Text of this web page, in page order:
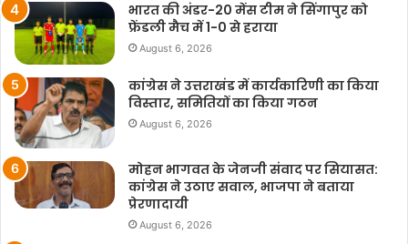
भारत की अंडर-20 मेंस टीम ने सिंगापुर को
फ्रेंडली मैच में 1-0 से हराया
August 6, 2026
कांग्रेस ने उत्तराखंड में कार्यकारिणी का किया
विस्तार, समितियों का किया गठन
August 6, 2026
मोहन भागवत के जेनजी संवाद पर सियासत:
कांग्रेस ने उठाए सवाल, भाजपा ने बताया
प्रेरणादायी
August 6, 2026